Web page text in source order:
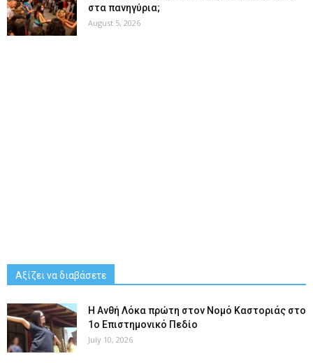
στα πανηγύρια;
August 5, 2026
Αξίζει να διαβάσετε
Η Ανθή Λόκα πρώτη στον Νομό Καστοριάς στο
1ο Επιστημονικό Πεδίο
July 10, 2026